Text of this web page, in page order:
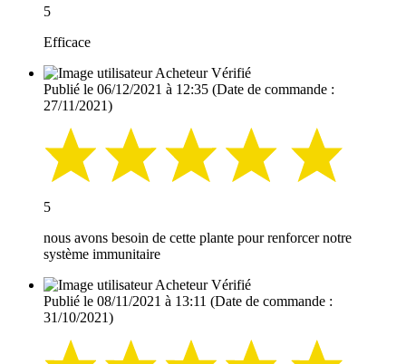
5
Efficace
Acheteur Vérifié
Publié le 06/12/2021 à 12:35 (Date de commande :
27/11/2021)
5
nous avons besoin de cette plante pour renforcer notre
système immunitaire
Acheteur Vérifié
Publié le 08/11/2021 à 13:11 (Date de commande :
31/10/2021)